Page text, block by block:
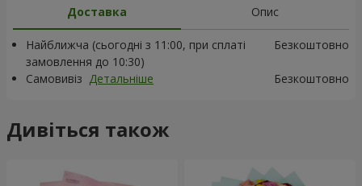
Доставка
Опис
Найближча (сьогодні з 11:00, при сплаті
замовлення до 10:30)
Безкоштовно
Самовивіз Детальніше Безкоштовно
Дивіться також